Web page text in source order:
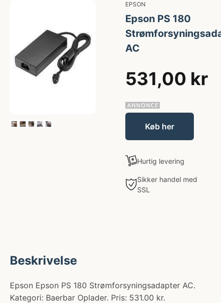
EPSON
Epson PS 180
AC
531,00 kr
Køb her
Hurtig levering
Sikker handel med
SSL
Beskrivelse
Epson Epson PS 180 Strømforsyningsadapter AC.
Kategori: Baerbar Oplader. Pris: 531.00 kr.